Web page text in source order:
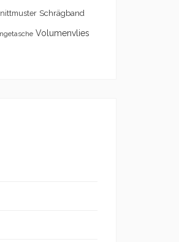
Schrägband
Volumenvlies